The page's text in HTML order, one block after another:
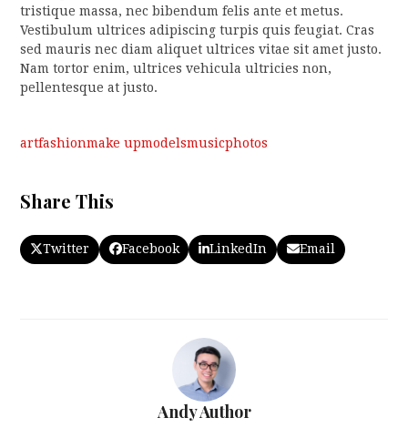
tristique massa, nec bibendum felis ante et metus.
Vestibulum ultrices adipiscing turpis quis feugiat. Cras
sed mauris nec diam aliquet ultrices vitae sit amet justo.
Nam tortor enim, ultrices vehicula ultricies non,
pellentesque at justo.
artfashionmake upmodelsmusicphotos
Share This
Twitter Facebook LinkedIn Email
Andy Author